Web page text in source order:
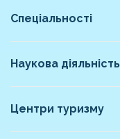
Спеціальності
Наукова діяльність
Центри туризму